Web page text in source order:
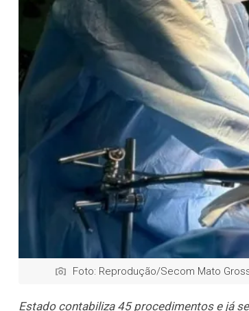
Foto: Reprodução/Secom Mato
Estado contabiliza 45 procedimentos e já